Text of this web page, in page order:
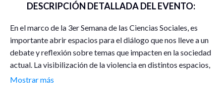
DESCRIPCIÓN DETALLADA DEL EVENTO:
En el marco de la 3er Semana de las Ciencias Sociales, es
importante abrir espacios para el diálogo que nos lleve a un
debate y reflexión sobre temas que impacten en la sociedad
actual. La visibilización de la violencia en distintos espacios,
a través de múltiples conductas y diferente actorxs, así
Mostrar más